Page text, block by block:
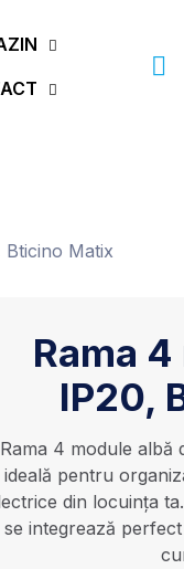
Bticino Matix
Rama
IP20,
Rama 4 module albă
ideală pentru
din locuința
se integrează